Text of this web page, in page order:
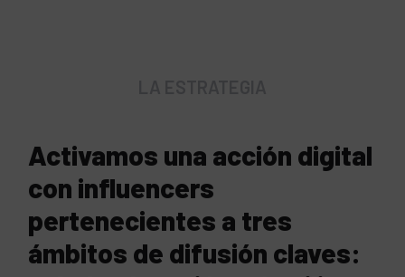
Activamos una acción digital
con influencers
pertenecientes a tres
ámbitos de difusión claves: